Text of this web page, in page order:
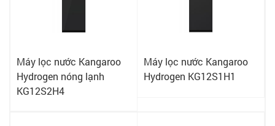
Máy lọc nước Kangaroo
Hydrogen nóng lạnh
KG12S2H4
Máy lọc nước Kangaroo
Hydrogen KG12S1H1